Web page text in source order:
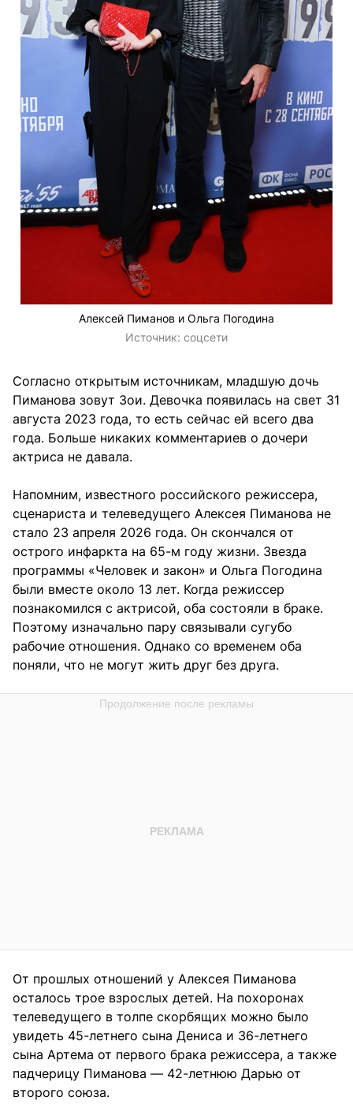
Алексей Пиманов и Ольга Погодина
Источник: соцсети
Согласно открытым источникам, младшую дочь
Пиманова зовут Зои. Девочка появилась на свет 31
августа 2023 года, то есть сейчас ей всего два
года. Больше никаких комментариев о дочери
актриса не давала.
Напомним, известного российского режиссера,
сценариста и телеведущего Алексея Пиманова не
стало 23 апреля 2026 года. Он скончался от
острого инфаркта на 65-м году жизни. Звезда
программы «Человек и закон» и Ольга Погодина
были вместе около 13 лет. Когда режиссер
познакомился с актрисой, оба состояли в браке.
Поэтому изначально пару связывали сугубо
рабочие отношения. Однако со временем оба
поняли, что не могут жить друг без друга.
От прошлых отношений у Алексея Пиманова
осталось трое взрослых детей. На похоронах
телеведущего в толпе скорбящих можно было
увидеть 45-летнего сына Дениса и 36-летнего
сына Артема от первого брака режиссера, а также
падчерицу Пиманова — 42-летнюю Дарью от
второго союза.